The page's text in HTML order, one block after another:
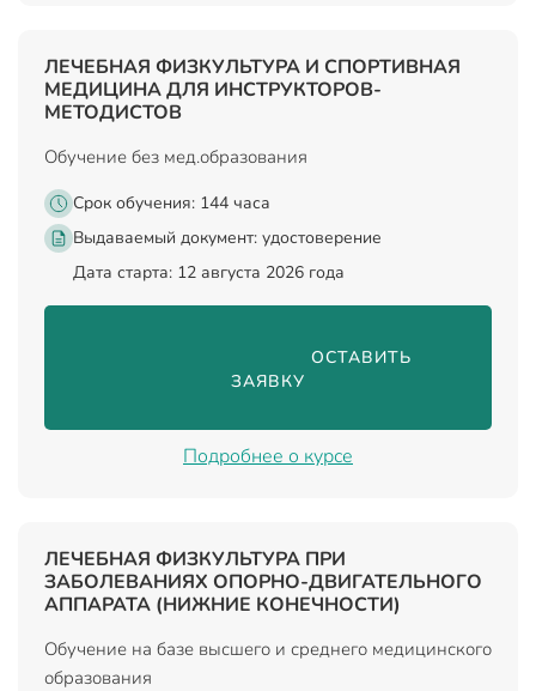
ЛЕЧЕБНАЯ ФИЗКУЛЬТУРА И СПОРТИВНАЯ
МЕДИЦИНА ДЛЯ ИНСТРУКТОРОВ-
МЕТОДИСТОВ
Обучение без мед.образования
Срок обучения: 144 часа
Выдаваемый документ: удостоверение
Дата старта: 12 августа 2026 года
                                ОСТАВИТЬ
ЗАЯВКУ
Подробнее о курсе
ЛЕЧЕБНАЯ ФИЗКУЛЬТУРА ПРИ
ЗАБОЛЕВАНИЯХ ОПОРНО-ДВИГАТЕЛЬНОГО
АППАРАТА (НИЖНИЕ КОНЕЧНОСТИ)
Обучение на базе высшего и среднего медицинского
образования